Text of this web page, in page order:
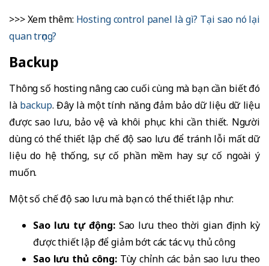
>>> Xem thêm: Hosting control panel là gì? Tại sao nó lại
quan trọng?
Backup
Thông số hosting nâng cao cuối cùng mà bạn cần biết đó
là backup. Đây là một tính năng đảm bảo dữ liệu dữ liệu
được sao lưu, bảo vệ và khôi phục khi cần thiết. Người
dùng có thể thiết lập chế độ sao lưu để tránh lỗi mất dữ
liệu do hệ thống, sự cố phần mềm hay sự cố ngoài ý
muốn.
Một số chế độ sao lưu mà bạn có thể thiết lập như:
Sao lưu tự động:Sao lưu theo thời gian định kỳ
được thiết lập để giảm bớt các tác vụ thủ công
Sao lưu thủ công: Tùy chỉnh các bản sao lưu theo